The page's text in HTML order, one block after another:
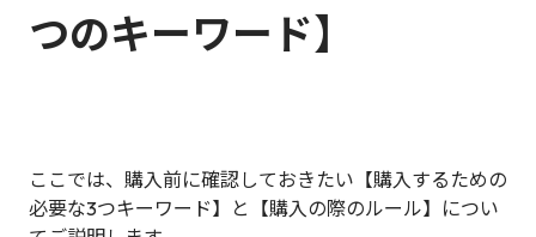
つのキーワード】
ここでは、購入前に確認しておきたい【購入するための
必要な3つキーワード】と【購入の際のルール】につい